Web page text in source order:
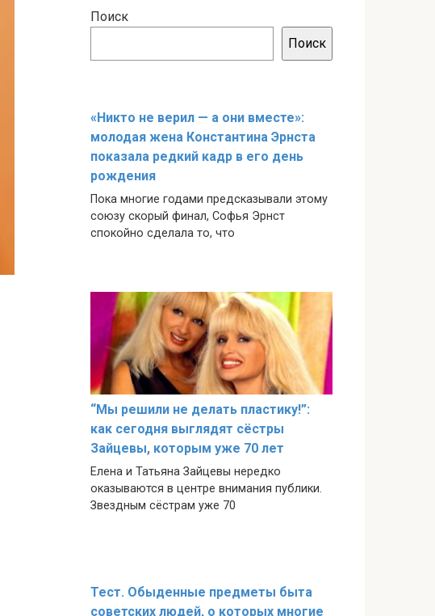
Поиск
Поиск
«Никто не верил — а они вместе»:
молодая жена Константина Эрнста
показала редкий кадр в его день
рождения
Пока многие годами предсказывали этому
союзу скорый финал, Софья Эрнст
спокойно сделала то, что
“Мы решили не делать пластику!”:
как сегодня выглядят сёстры
Зайцевы, которым уже 70 лет
Елена и Татьяна Зайцевы нередко
оказываются в центре внимания публики.
Звездным сёстрам уже 70
Тест. Обыденные предметы быта
советских людей, о которых многие